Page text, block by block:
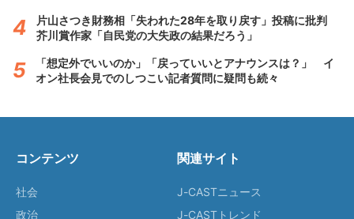
片山さつき財務相「失われた28年を取り戻す」投稿に批判
芥川賞作家「自民党の大失政の結果だろう」
「想定外でいいのか」「戻っていいとアナウンスは？」 イ
オン社長会見でのしつこい記者質問に疑問も続々
コンテンツ
社会
政治
関連サイト
J-CASTニュース
J-CASTトレンド